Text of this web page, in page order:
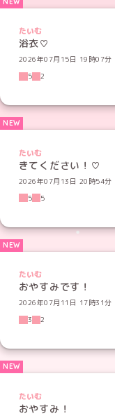
たいむ
浴衣♡
2026年07月15日 19時07分
5
2
たいむ
きてください！♡
2026年07月13日 20時54分
5
5
たいむ
おやすみです！
2026年07月11日 17時31分
3
2
たいむ
おやすみ！